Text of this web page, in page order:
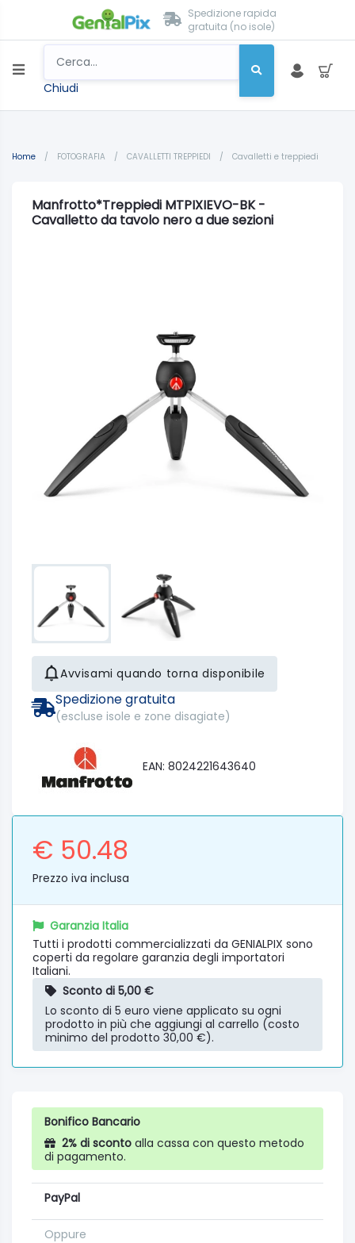
Spedizione rapida
gratuita (no isole)
Chiudi
Home / FOTOGRAFIA / CAVALLETTI TREPPIEDI / Cavalletti e treppiedi
Manfrotto*Treppiedi MTPIXIEVO-BK -
Cavalletto da tavolo nero a due sezioni
Avvisami quando torna disponibile
Spedizione gratuita
(escluse isole e zone disagiate)
EAN: 8024221643640
€ 50.48
Prezzo iva inclusa
Garanzia Italia
Tutti i prodotti commercializzati da GENIALPIX sono
coperti da regolare garanzia degli importatori
Italiani.
Sconto di 5,00 €
Lo sconto di 5 euro viene applicato su ogni
prodotto in più che aggiungi al carrello (costo
minimo del prodotto 30,00 €).
Bonifico Bancario
2% di sconto alla cassa con questo metodo
di pagamento.
PayPal
Oppure